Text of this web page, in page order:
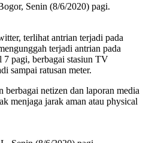
Senin (8/6/2020) pagi.
terlihat antrian terjadi pada
terjadi antrian pada
pagi, berbagai stasiun TV
sampai ratusan meter.
berbagai netizen dan laporan media
menjaga jarak aman atau physical